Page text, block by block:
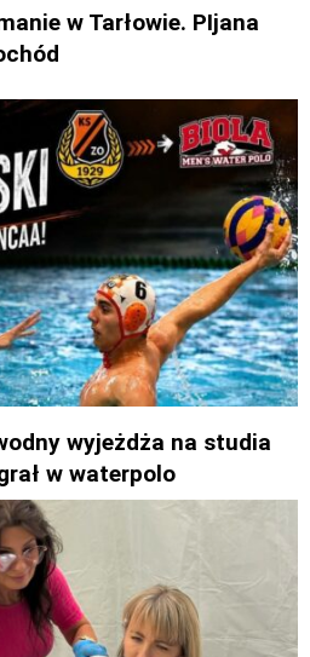
w Tarłowie. PIjana
wyjeżdża na studia
w waterpolo